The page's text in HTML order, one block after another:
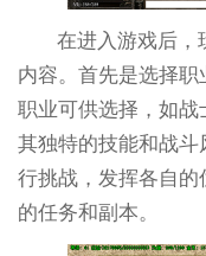
在进入游戏后，
内容。首先是选择
职业可供选择，如
其独特的技能和战
行挑战，发挥各自
的任务和副本。